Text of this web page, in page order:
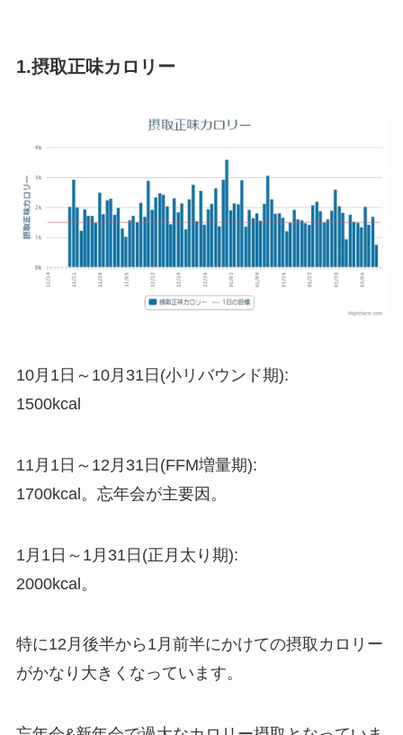
1.摂取正味カロリー
10月1日～10月31日(小リバウンド期):
1500kcal
11月1日～12月31日(FFM増量期):
1700kcal。忘年会が主要因。
1月1日～1月31日(正月太り期):
2000kcal。
特に12月後半から1月前半にかけての摂取カロリー
がかなり大きくなっています。